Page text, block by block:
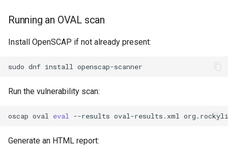
Running an OVAL scan
Install OpenSCAP if not already present:
sudo dnf install
Run the vulnerability scan:
oscap oval eval --results oval-results.xml
Generate an HTML report: